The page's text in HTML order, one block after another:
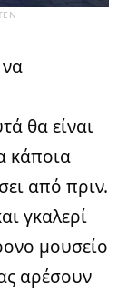
θα είναι
κάποια
από πριν.
γκαλερί
μουσείο
αρέσουν